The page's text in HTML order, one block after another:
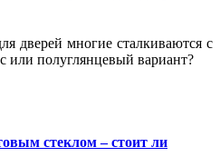
дверей многие сталкиваются с
или полуглянцевый вариант?
стеклом – стоит ли